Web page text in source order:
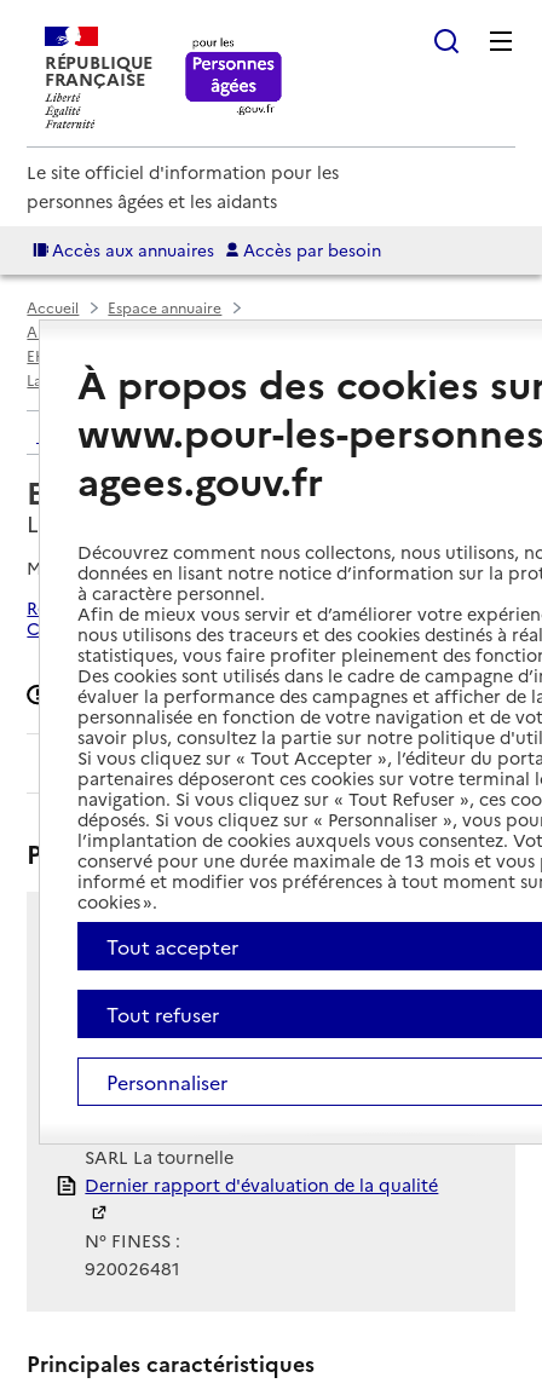
RÉPUBLIQUE
FRANÇAISE
Le site officiel d'information pour les
personnes âgées et les aidants
Accès aux annuaires Accès par besoin
Accueil
Espace annuaire
Annuaire EHPAD et maisons de retraite
EHPAD par département
La Garenne-Colombes
EHPAD Résidence La tournelle
Retour aux résultats de l'annuaire
EHPAD Résidence La tournelle
La Garenne-Colombes, HAUTS-DE-SEINE
Mis à jour le29/07/2026
Rechercher les établissements autour de La Garenne-
Colombes
Signaler une erreur
Sommaire
Présentation
18 avenue de Verdun 1916
92250 - La Garenne-Colombes
Voir itinéraire
Téléphone :
01 46 88 35 00
Contact
Contact
Site Internet
Site internet
SARL La tournelle
Rapport HAS
Dernier rapport d'évaluation de la qualité
N° FINESS :
920026481
Principales caractéristiques
À propos des cookies
www.pour-les-
agees.gouv.fr
Découvrez comment nous collectons, nous utilisons,
données en lisant notre notice d’information sur la
à caractère personnel.
Afin de mieux vous servir et d’améliorer votre
nous utilisons des traceurs et des cookies destinés à
statistiques, vous faire profiter pleinement des
Des cookies sont utilisés dans le cadre de campagne
évaluer la performance des campagnes et afficher de
personnalisée en fonction de votre navigation et de
savoir plus, consultez la partie sur notre politique
Si vous cliquez sur « Tout Accepter », l’éditeur du
partenaires déposeront ces cookies sur votre terminal
navigation. Si vous cliquez sur « Tout Refuser », ces
déposés. Si vous cliquez sur « Personnaliser », vous
l’implantation de cookies auxquels vous consentez.
conservé pour une durée maximale de 13 mois et
informé et modifier vos préférences à tout moment
cookies ».
Tout accepter
Tout refuser
Personnaliser